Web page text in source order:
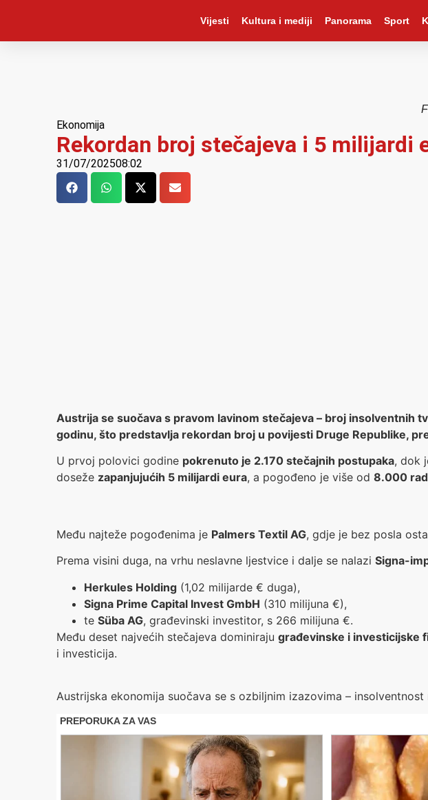
Vijesti Kultura i mediji Panorama Sport
Ekonomija
Rekordan broj stečajeva i 5 milijardi
31/07/202508:02
Austrija se suočava s pravom lavinom stečajeva – broj insolventnih
godinu, što predstavlja rekordan broj u povijesti Druge Republike,
U prvoj polovici godine pokrenuto je 2.170 stečajnih postupaka, dok
doseže zapanjujućih 5 milijardi eura, a pogođeno je više od 8.000
Među najteže pogođenima je Palmers Textil AG, gdje je bez posla
Prema visini duga, na vrhu neslavne ljestvice i dalje se nalazi Signa-
Herkules Holding (1,02 milijarde € duga),
Signa Prime Capital Invest GmbH (310 milijuna €),
te Süba AG, građevinski investitor, s 266 milijuna €.
Među deset najvećih stečajeva dominiraju građevinske i investicijske
i investicija.
Austrijska ekonomija suočava se s ozbiljnim izazovima –